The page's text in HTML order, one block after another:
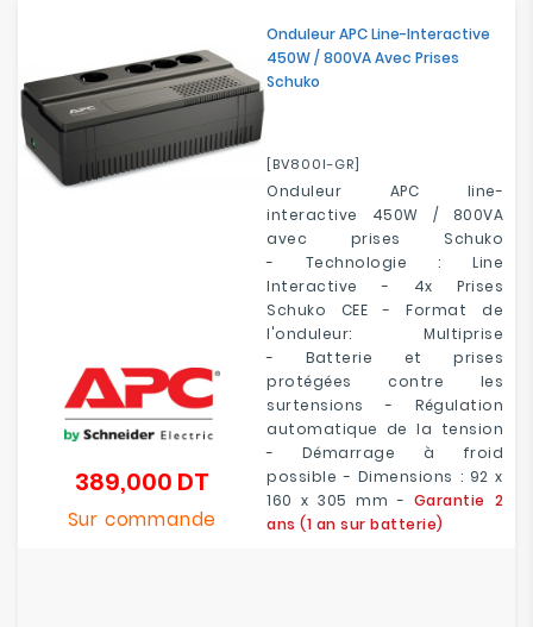
Onduleur APC Line-Interactive
450W / 800VA Avec Prises
Schuko
[BV800I-GR]
Onduleur APC line-
interactive 450W / 800VA
avec prises Schuko
- Technologie : Line
Interactive - 4x Prises
Schuko CEE - Format de
l'onduleur: Multiprise
- Batterie et prises
protégées contre les
surtensions - Régulation
automatique de la tension
- Démarrage à froid
possible - Dimensions : 92 x
160 x 305 mm - Garantie 2
ans (1 an sur batterie)
389,000 DT
Sur commande